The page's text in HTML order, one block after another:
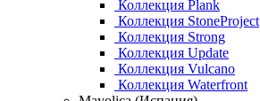
Коллекция Plank
Коллекция StoneProject
Коллекция Strong
Коллекция Update
Коллекция Vulcano
Коллекция Waterfront